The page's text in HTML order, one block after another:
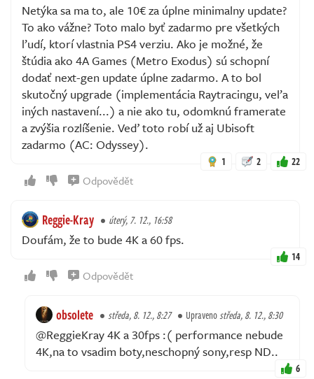
Netýka sa ma to, ale 10€ za úplne minimalny update?
To ako vážne? Toto malo byť zadarmo pre všetkých
ľudí, ktorí vlastnia PS4 verziu. Ako je možné, že
štúdia ako 4A Games (Metro Exodus) sú schopní
dodať next-gen update úplne zadarmo. A to bol
skutočný upgrade (implementácia Raytracingu, veľa
iných nastavení...) a nie ako tu, odomknú framerate
a zvýšia rozlíšenie. Veď toto robí už aj Ubisoft
zadarmo (AC: Odyssey).
1 2 22
Odpovědět
Reggie-Kray úterý, 7. 12., 16:58
Doufám, že to bude 4K a 60 fps.
14
Odpovědět
obsolete středa, 8. 12., 8:27 Upravenostředa, 8. 12., 8:30
@ReggieKray 4K a 30fps :( performance nebude
4K,na to vsadim boty,neschopný sony,resp ND..
6